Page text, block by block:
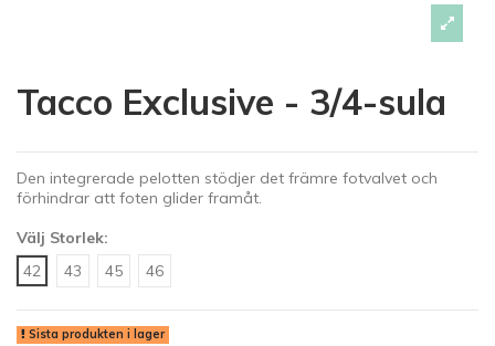
Tacco Exclusive - 3/4-sula
Den integrerade pelotten stödjer det främre fotvalvet och
förhindrar att foten glider framåt.
Välj Storlek:
42
43 45 46
Sista produkten i lager